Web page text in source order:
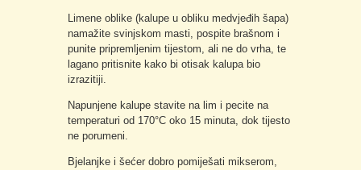
Limene oblike (kalupe u obliku medvjeđih šapa)
namažite svinjskom masti, pospite brašnom i
punite pripremljenim tijestom, ali ne do vrha, te
lagano pritisnite kako bi otisak kalupa bio
izrazitiji.
Napunjene kalupe stavite na lim i pecite na
temperaturi od 170°C oko 15 minuta, dok tijesto
ne porumeni.
Bjelanjke i šećer dobro pomiješati mikserom,